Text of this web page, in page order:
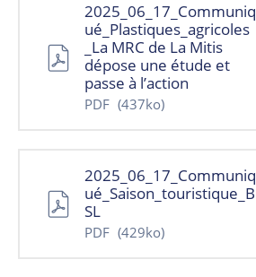
2025_06_17_Communiq
ué_Plastiques_agricoles
_La MRC de La Mitis
dépose une étude et
passe à l’action
PDF (437ko)
2025_06_17_Communiq
ué_Saison_touristique_B
SL
PDF (429ko)